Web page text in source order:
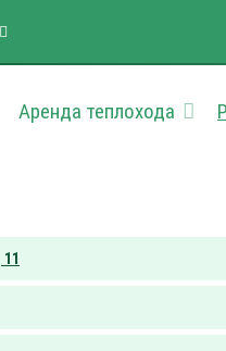
Аренда теплохода